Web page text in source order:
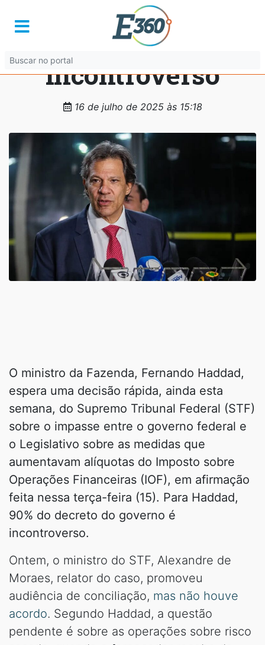
Haddad: 90% do
decreto do IOF é
incontroverso
16 de julho de 2025 às 15:18
O ministro da Fazenda, Fernando Haddad,
espera uma decisão rápida, ainda esta
semana, do Supremo Tribunal Federal (STF)
sobre o impasse entre o governo federal e
o Legislativo sobre as medidas que
aumentavam alíquotas do Imposto sobre
Operações Financeiras (IOF), em afirmação
feita nessa terça-feira (15). Para Haddad,
90% do decreto do governo é
incontroverso.
Ontem, o ministro do STF, Alexandre de
Moraes, relator do caso, promoveu
audiência de conciliação, mas não houve
acordo. Segundo Haddad, a questão
pendente é sobre as operações sobre risco